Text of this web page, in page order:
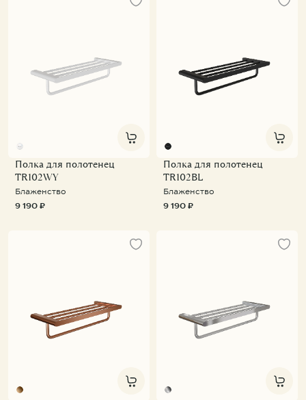
Полка для полотенец
TR102WY
Блаженство
9 190 ₽
Полка для полотенец
TR102BL
Блаженство
9 190 ₽